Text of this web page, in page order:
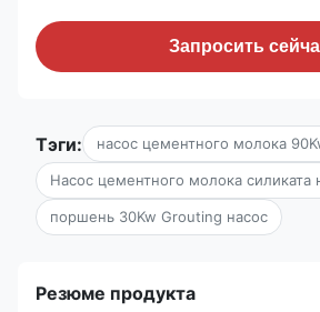
Запросить
Тэги: насос цементного молока
Насос цементного молока силиката
поршень 30Kw Grouting насос
Резюме продукта